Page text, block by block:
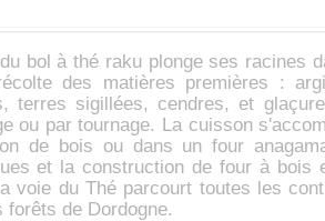
bol à thé raku plonge ses racines
des matières premières :
terres sigillées, cendres, et
ou par tournage. La cuisson
de bois ou dans un four
et la construction de four à
voie du Thé parcourt toutes les
forêts de Dordogne.